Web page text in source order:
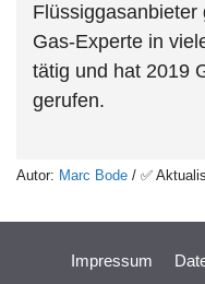
Gas-Experte in
tätig und hat 2019
gerufen.
Autor: Marc Bode / ✅
Impressum